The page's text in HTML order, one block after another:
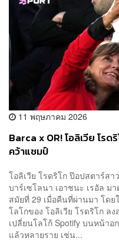
11 พฤษภาคม 2026
Barca x OR! โอลิเวีย โรด
คว้าแชมป์
โอลิเวีย โรดริโก ป๊อปสตาร์ส
บาร์เซโลนา เอาชนะ เรอัล ม
สมัยที่ 29 เมื่อคืนที่ผ่านมา โดย
โลโกของ โอลิเวีย โรดริโก
เปลี่ยนโลโก้ Spotify บนหน้า
แล้วหลายราย เช่น...